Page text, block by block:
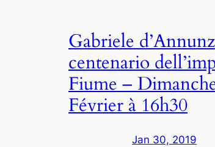
Gabriele
centenario
Fiume –
Février à 16h30
Jan 30, 2019